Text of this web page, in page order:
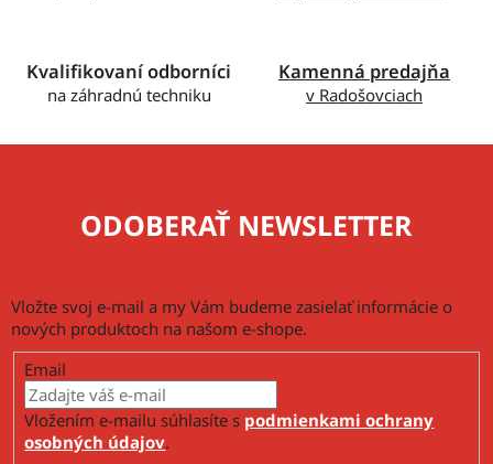
Kvalifikovaní odborníci
na záhradnú techniku
Kamenná predajňa
v Radošovciach
ODOBERAŤ NEWSLETTER
Vložte svoj e-mail a my Vám budeme zasielať informácie o
nových produktoch na našom e-shope.
Email
Vložením e-mailu súhlasíte s podmienkami ochrany
osobných údajov.